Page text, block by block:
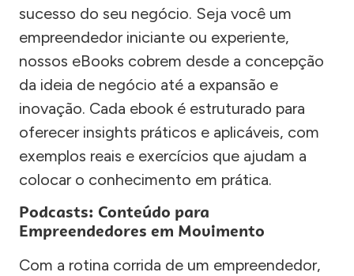
sucesso do seu negócio. Seja você um
empreendedor iniciante ou experiente,
nossos eBooks cobrem desde a concepção
da ideia de negócio até a expansão e
inovação. Cada ebook é estruturado para
oferecer insights práticos e aplicáveis, com
exemplos reais e exercícios que ajudam a
colocar o conhecimento em prática.
Podcasts: Conteúdo para
Empreendedores em Movimento
Com a rotina corrida de um empreendedor,